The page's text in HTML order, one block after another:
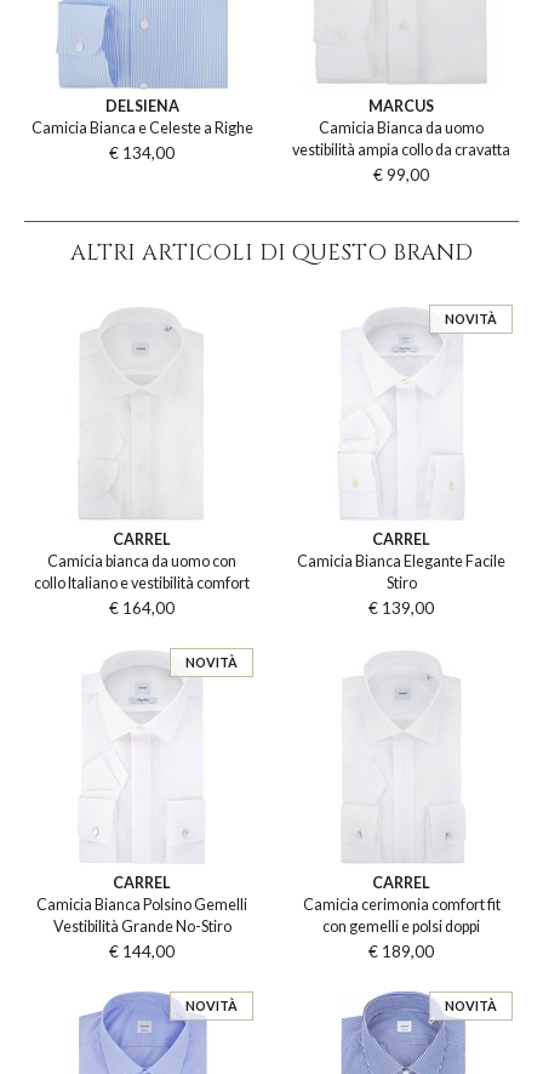
DELSIENA
Camicia Bianca e Celeste a Righe
€ 134,00
MARCUS
Camicia Bianca da uomo
vestibilità ampia collo da cravatta
€ 99,00
ALTRI ARTICOLI DI QUESTO BRAND
CARREL
Camicia bianca da uomo con
collo Italiano e vestibilità comfort
€ 164,00
NOVITÀ
CARREL
Camicia Bianca Elegante Facile
Stiro
€ 139,00
NOVITÀ
CARREL
Camicia Bianca Polsino Gemelli
Vestibilità Grande No-Stiro
€ 144,00
CARREL
Camicia cerimonia comfort fit
con gemelli e polsi doppi
€ 189,00
NOVITÀ NOVITÀ